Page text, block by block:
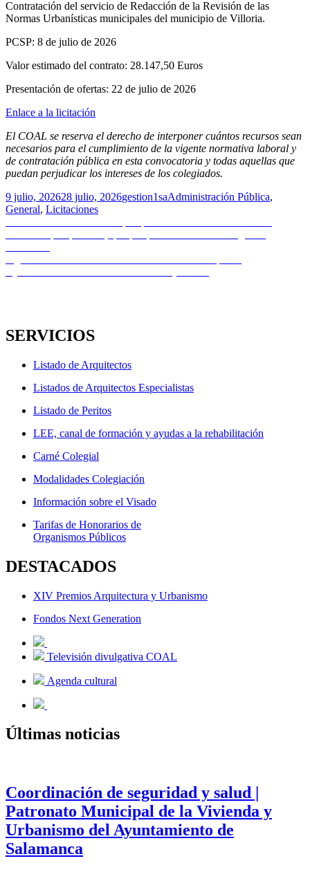
Contratación del servicio de Redacción de la Revisión de las
Normas Urbanísticas municipales del municipio de Villoria.
PCSP: 8 de julio de 2026
Valor estimado del contrato: 28.147,50 Euros
Presentación de ofertas: 22 de julio de 2026
Enlace a la licitación
El COAL se reserva el derecho de interponer cuántos recursos sean
necesarios para el cumplimiento de la vigente normativa laboral y
de contratación pública en esta convocatoria y todas aquellas que
puedan perjudicar los intereses de los colegiados.
Publicado
el
9 julio, 202628 julio, 2026Autor
gestion1saCategorías
Administración Pública,
General, Licitaciones
Navegación
de
entradas
SERVICIOS
Listado de Arquitectos
Listados de Arquitectos Especialistas
Listado de Peritos
LEE, canal de formación y ayudas a la rehabilitación
Carné Colegial
Modalidades Colegiación
Información sobre el Visado
Tarifas de Honorarios de
Organismos Públicos
DESTACADOS
XIV Premios Arquitectura y Urbanismo
Fondos Next Generation
Televisión divulgativa COAL
Agenda cultural
Últimas noticias
Coordinación de seguridad y salud |
Patronato Municipal de la Vivienda y
Urbanismo del Ayuntamiento de
Salamanca